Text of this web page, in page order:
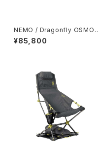
NEMO / Dragonfly OSMO™
2P (※発送までお時間いただく
場合あり)
¥85,800